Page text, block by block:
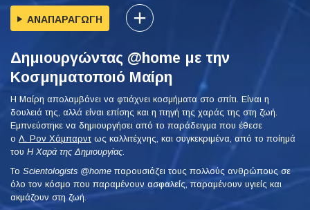
ΑΝΑΠΑΡΑΓΩΓΗ
Δημιουργώντας @home με την
Κοσμηματοποιό Μαίρη
Η Μαίρη απολαμβάνει να φτιάχνει κοσμήματα στο σπίτι. Είναι η
δουλειά της, αλλά είναι επίσης και η πηγή της χαράς της στη ζωή.
Εμπνεύστηκε να δημιουργήσει από το παράδειγμα που έθεσε
ο Λ. Ρον Χάμπαρντ ως καλλιτέχνης, και συγκεκριμένα, από το ποίημά
του Η Χαρά της Δημιουργίας
To Scientologists @home παρουσιάζει τους πολλούς ανθρώπους σε
όλο τον κόσμο που παραμένουν ασφαλείς, παραμένουν υγιείς και
ακμάζουν στη ζωή.